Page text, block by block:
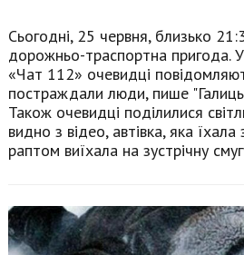
Сьогодні, 25 червня, близько
дорожньо-траспортна пригода.
«Чат 112» очевидці
постраждали люди, пише
Також очевидці поділилися
видно з відео, автівка, яка їхала
раптом виїхала на зустрічну